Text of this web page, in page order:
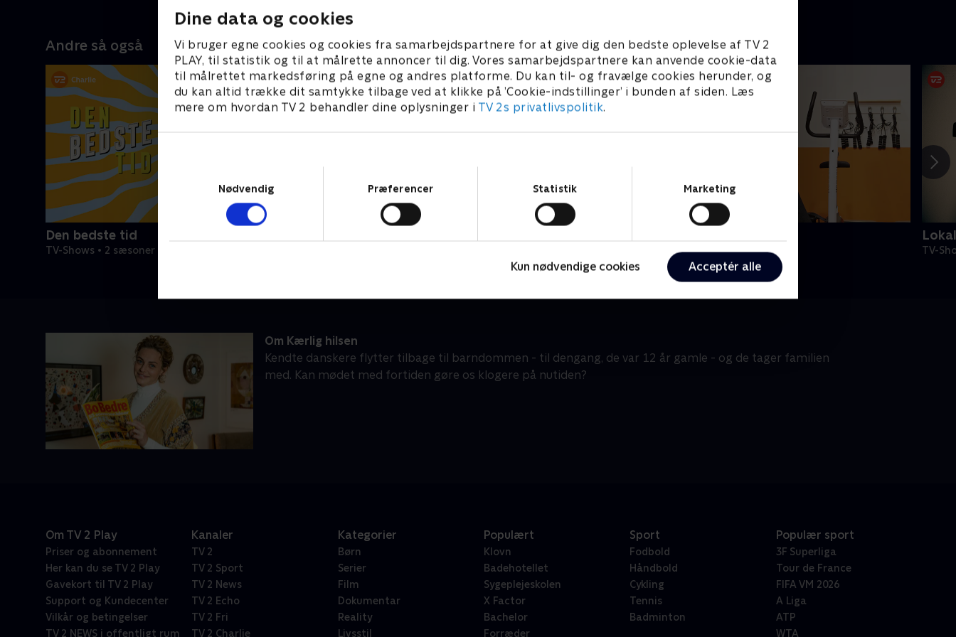
Dine data og cookies
Vi bruger egne cookies og cookies fra samarbejdspartnere for at give dig den bedste oplevelse af TV 2
PLAY, til statistik og til at målrette annoncer til dig. Vores samarbejdspartnere kan anvende cookie-data
til målrettet markedsføring på egne og andres platforme. Du kan til- og fravælge cookies herunder, og
du kan altid trække dit samtykke tilbage ved at klikke på ’Cookie-indstillinger’ i bunden af siden. Læs
mere om hvordan TV 2 behandler dine oplysninger i TV 2s privatlivspolitik.
Nødvendig
Præferencer Statistik Marketing
Kun nødvendige cookies Acceptér alle
Andre så også
Den bedste tid
TV-Shows • 2 sæsoner TV-Shows • 2 sæsoner TV-
Om Kærlig hilsen
Kendte danskere flytter tilbage til barndommen - til dengang, de var 12 år gamle - og de tager familien
med. Kan mødet med fortiden gøre os klogere på nutiden?
Om TV 2 Play
Priser og abonnement
Her kan du se TV 2 Play
Gavekort til TV 2 Play
Support og Kundecenter
Vilkår og betingelser
TV 2 NEWS i offentligt rum
Kanaler
TV 2
TV 2 Sport
TV 2 News
TV 2 Echo
TV 2 Fri
TV 2 Charlie
Kategorier
Børn
Serier
Film
Dokumentar
Reality
Livsstil
Populært
Klovn
Badehotellet
Sygeplejeskolen
X Factor
Bachelor
Forræder
Sport
Fodbold
Håndbold
Cykling
Tennis
Badminton
Populær sport
3F Superliga
Tour de France
FIFA VM 2026
A Liga
ATP
WTA